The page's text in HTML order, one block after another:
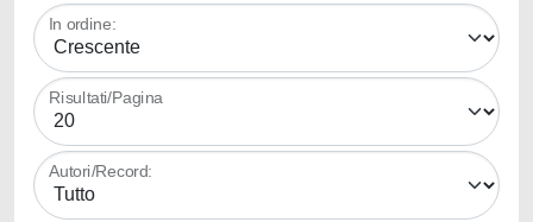
In ordine:
Risultati/Pagina
Autori/Record: